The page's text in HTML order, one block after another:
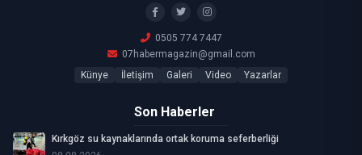
0505 774 7447
07habermagazin@gmail.com
Künye
İletişim Galeri Video Yazarlar
Son Haberler
Kırkgöz su kaynaklarında ortak koruma seferberliği